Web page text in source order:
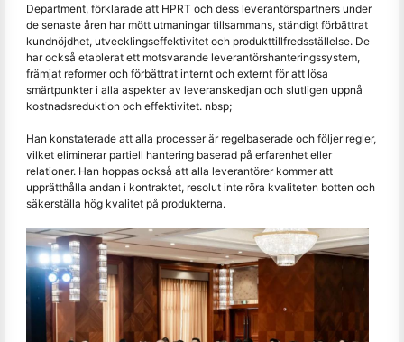
Department, förklarade att HPRT och dess leverantörspartners under
de senaste åren har mött utmaningar tillsammans, ständigt förbättrat
kundnöjdhet, utvecklingseffektivitet och produkttillfredsställelse. De
har också etablerat ett motsvarande leverantörshanteringssystem,
främjat reformer och förbättrat internt och externt för att lösa
smärtpunkter i alla aspekter av leveranskedjan och slutligen uppnå
kostnadsreduktion och effektivitet. nbsp;
Han konstaterade att alla processer är regelbaserade och följer regler,
vilket eliminerar partiell hantering baserad på erfarenhet eller
relationer. Han hoppas också att alla leverantörer kommer att
upprätthålla andan i kontraktet, resolut inte röra kvaliteten botten och
säkerställa hög kvalitet på produkterna.